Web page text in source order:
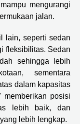
mengurangi
jalan.
lain, seperti sedan
fleksibilitas. Sedan
sehingga lebih
sementara
dalam kapasitas
posisi
lebih baik, dan
lebih lengkap.